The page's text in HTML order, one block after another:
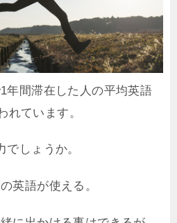
年間滞在した人の平均英語
れています。
しょうか。
英語が使える。